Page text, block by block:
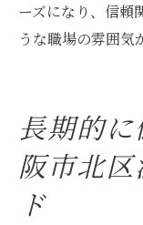
ーズになり、信頼
うな職場の雰囲気
長期的
阪市北
ド